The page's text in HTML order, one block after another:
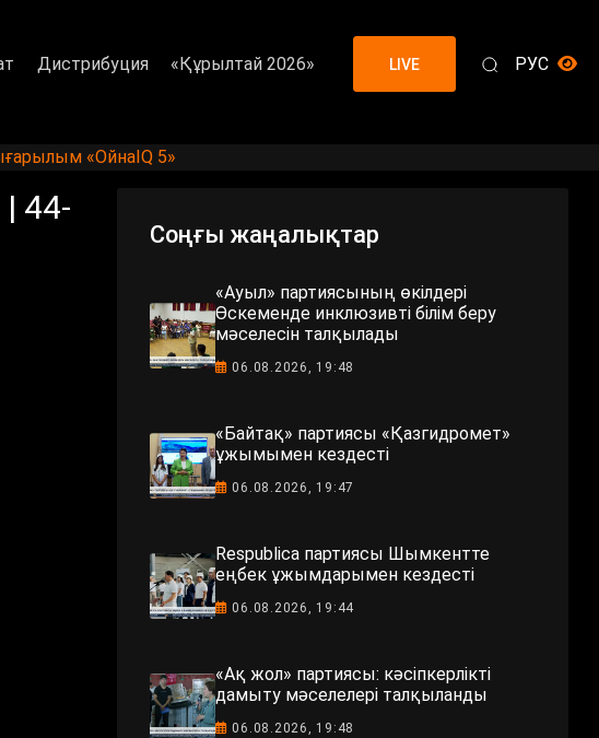
Дистрибуция «Құрылтай 2026» LIVE РУС
«ОйнаIQ 5»
44-
Соңғы жаңалықтар
«Ауыл» партиясының өкілдері
Өскеменде инклюзивті білім беру
мәселесін талқылады
06.08.2026, 19:48
«Байтақ» партиясы «Қазгидромет»
ұжымымен кездесті
06.08.2026, 19:47
Respublica партиясы Шымкентте
еңбек ұжымдарымен кездесті
06.08.2026, 19:44
«Ақ жол» партиясы: кәсіпкерлікті
дамыту мәселелері талқыланды
06.08.2026, 19:48